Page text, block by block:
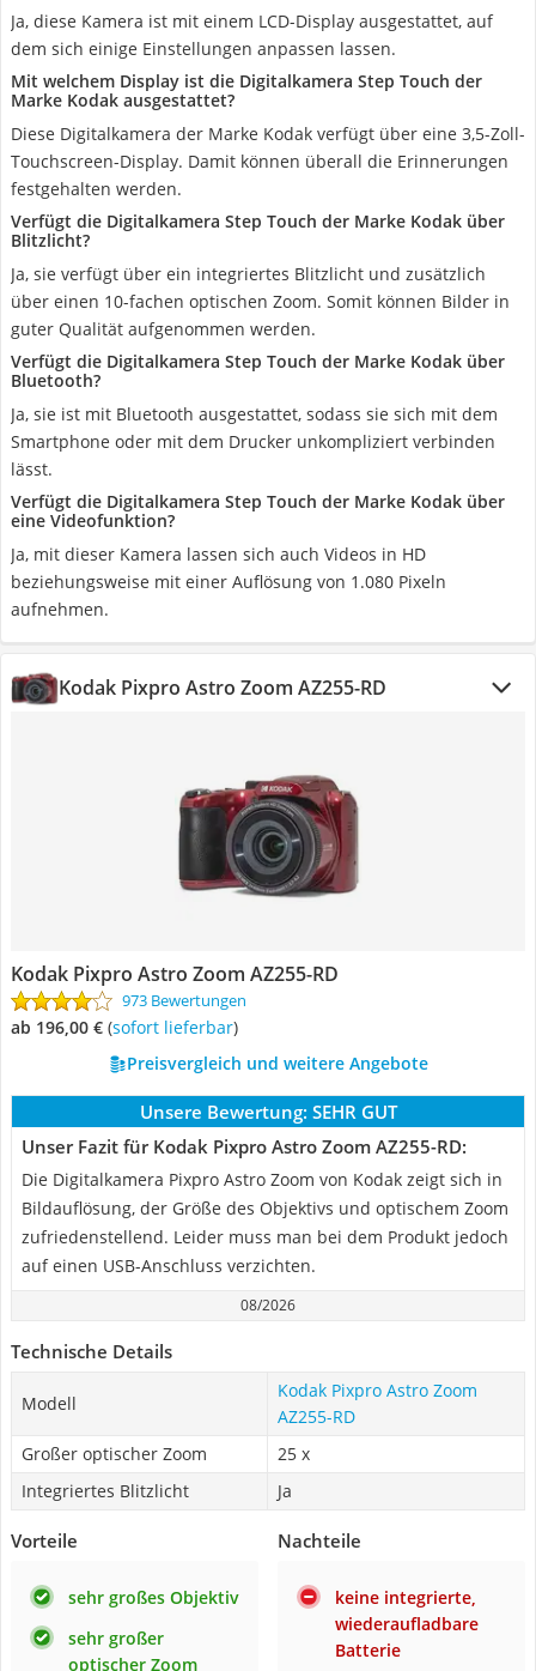
Ja, diese Kamera ist mit einem LCD-Display ausgestattet, auf
dem sich einige Einstellungen anpassen lassen.
Mit welchem Display ist die Digitalkamera Step Touch der
Marke Kodak ausgestattet?
Diese Digitalkamera der Marke Kodak verfügt über eine 3,5-Zoll-
Touchscreen-Display. Damit können überall die Erinnerungen
festgehalten werden.
Verfügt die Digitalkamera Step Touch der Marke Kodak über
Blitzlicht?
Ja, sie verfügt über ein integriertes Blitzlicht und zusätzlich
über einen 10-fachen optischen Zoom. Somit können Bilder in
guter Qualität aufgenommen werden.
Verfügt die Digitalkamera Step Touch der Marke Kodak über
Bluetooth?
Ja, sie ist mit Bluetooth ausgestattet, sodass sie sich mit dem
Smartphone oder mit dem Drucker unkompliziert verbinden
lässt.
Verfügt die Digitalkamera Step Touch der Marke Kodak über
eine Videofunktion?
Ja, mit dieser Kamera lassen sich auch Videos in HD
beziehungsweise mit einer Auflösung von 1.080 Pixeln
aufnehmen.
Kodak Pixpro Astro Zoom AZ255-RD
Kodak Pixpro Astro Zoom AZ255-RD
973 Bewertungen
ab 196,00 € ( Sofort lieferbar)
Preisvergleich und weitere Angebote
Unsere Bewertung: SEHR GUT
Unser Fazit für Kodak Pixpro Astro Zoom AZ255-RD:
Die Digitalkamera Pixpro Astro Zoom von Kodak zeigt sich in
Bildauflösung, der Größe des Objektivs und optischem Zoom
zufriedenstellend. Leider muss man bei dem Produkt jedoch
auf einen USB-Anschluss verzichten.
08/2026
Technische Details
Modell
Kodak Pixpro Astro Zoom
AZ255-RD
Großer optischer Zoom
25 x
Integriertes Blitzlicht
Ja
Vorteile
sehr großes Objektiv
sehr großer
optischer Zoom
Nachteile
keine integrierte,
wiederaufladbare
Batterie